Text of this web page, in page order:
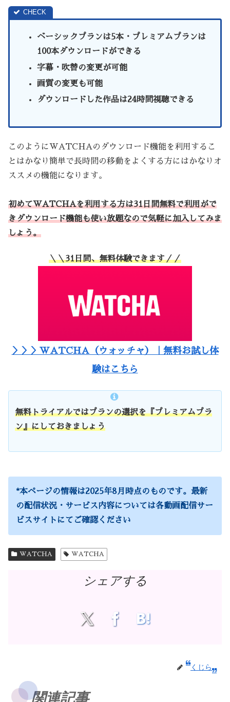
ベーシックプランは5本・プレミアムプランは
100本ダウンロードができる
字幕・吹替の変更が可能
画質の変更も可能
ダウンロードした作品は24時間視聴できる
このようにWATCHAのダウンロード機能を利用するこ
とはかなり簡単で長時間の移動をよくする方にはかなりオ
ススメの機能になります。
初めてWATCHAを利用する方は31日間無料で利用がで
きダウンロード機能も使い放題なので気軽に加入してみま
しょう。
＼＼31日間、無料体験できます／／
＞＞＞WATCHA（ウォッチャ）｜無料お試し体
験はこちら
無料トライアルではプランの選択を『プレミアムプラ
ン』にしておきましょう
*本ページの情報は2025年8月時点のものです。最新
の配信状況・サービス内容については各動画配信サー
ビスサイトにてご確認ください
WATCHA WATCHA
シェアする
くじら
関連記事